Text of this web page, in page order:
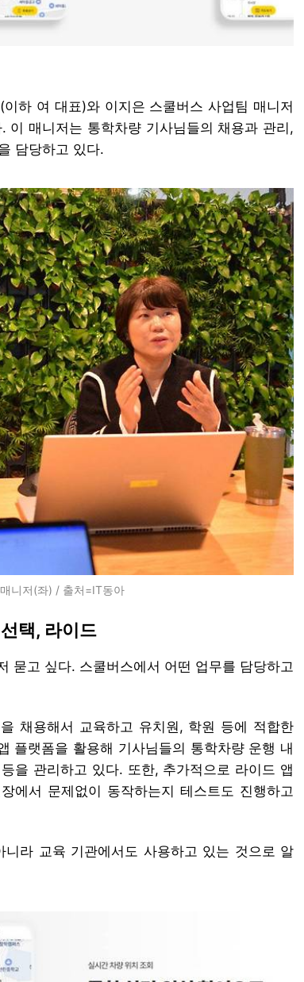
하 여 대표)와 이지은 스쿨버스 사업팀 매니저
이 매니저는 통학차량 기사님들의 채용과 관리,
담당하고 있다.
니저(좌) / 출처=IT동아
택, 라이드
묻고 싶다. 스쿨버스에서 어떤 업무를 담당하고
채용해서 교육하고 유치원, 학원 등에 적합한
플랫폼을 활용해 기사님들의 통학차량 운행 내
을 관리하고 있다. 또한, 추가적으로 라이드 앱
에서 문제없이 동작하는지 테스트도 진행하고
라 교육 기관에서도 사용하고 있는 것으로 알